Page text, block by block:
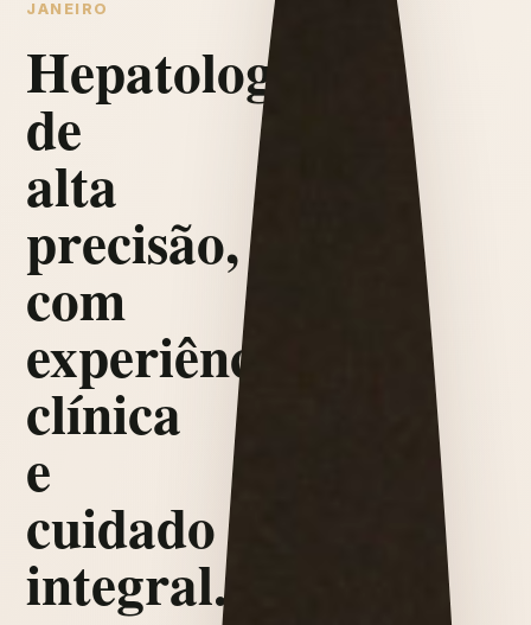
JANEIRO
Hepatologia
de
alta
precisão,
com
experiência
clínica
e
cuidado
integral.